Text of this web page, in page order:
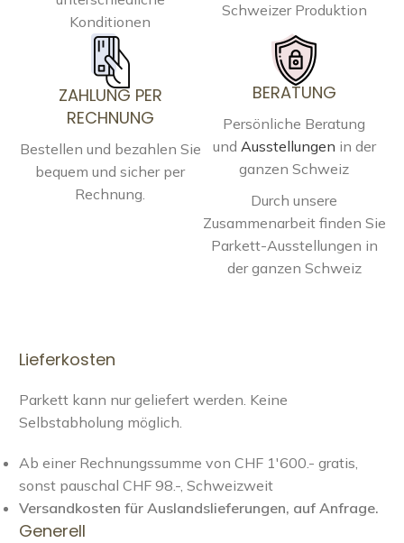
Konditionen
Schweizer Produktion
ZAHLUNG PER
RECHNUNG
Bestellen und bezahlen Sie
bequem und sicher per
Rechnung.
BERATUNG
Persönliche Beratung
und Ausstellungen in der
ganzen Schweiz
Durch unsere
Zusammenarbeit finden Sie
Parkett-Ausstellungen in
der ganzen Schweiz
Lieferkosten
Parkett kann nur geliefert werden. Keine
Selbstabholung möglich.
Ab einer Rechnungssumme von CHF 1'600.- gratis,
sonst pauschal CHF 98.-, Schweizweit
Versandkosten für Auslandslieferungen, auf Anfrage.
Generell